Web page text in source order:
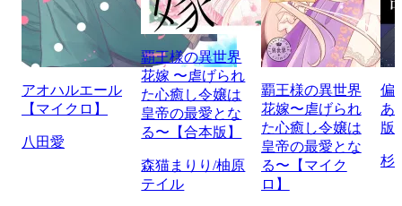
アオハルエール
【マイクロ】
八田愛
覇王様の異世界
花嫁 〜虐げられ
た心癒し令嬢は
皇帝の最愛とな
る〜【合本版】
森猫まりり/柚原
テイル
覇王様の異世界
花嫁〜虐げられ
た心癒し令嬢は
皇帝の最愛とな
る〜【マイク
ロ】
偏
あ
版
杉